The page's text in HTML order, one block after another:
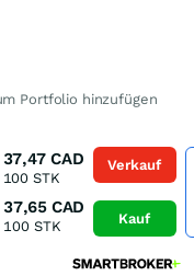
Portfolio hinzufügen
37,47 CAD
100 STK
37,65 CAD
100STK
Verkauf
Kauf